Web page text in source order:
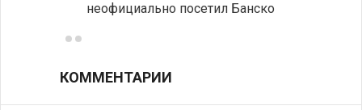
неофициально посетил Банско
КОММЕНТАРИИ